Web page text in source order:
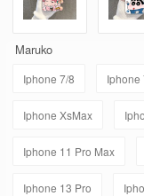
Maruko
Iphone 7/8 Iphone
Iphone XsMax
Iphone 11 Pro Max
Iphone 13 Pro